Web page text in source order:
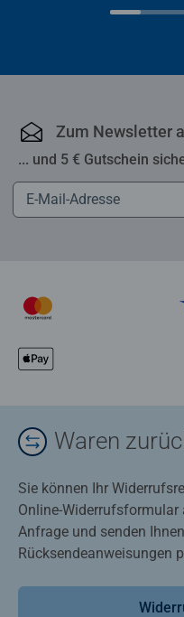
Zum Newsletter
... und 5 € Gutschein
Waren
Sie können Ihr
Online-
Anfrage und senden
Rücksendeanweisungen